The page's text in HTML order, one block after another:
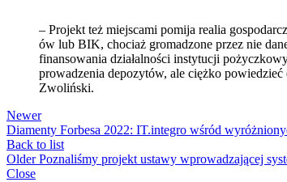
– Projekt też miejscami pomija realia
ów lub BIK, chociaż gromadzone przez nie
finansowania działalności instytucji
prowadzenia depozytów, ale ciężko
Zwoliński.
Newer
Diamenty Forbesa 2022: IT.integro wśród
Back to list
Older Poznaliśmy projekt ustawy wprowadzającej
Close